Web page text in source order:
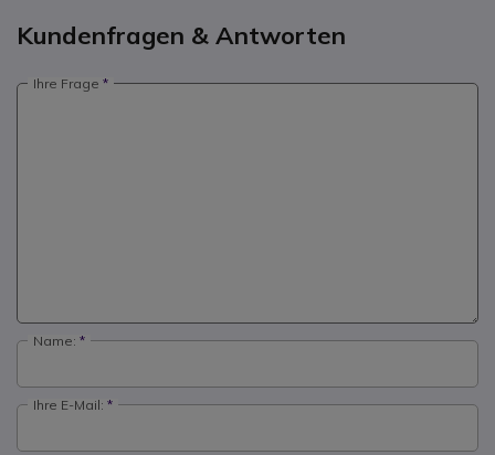
Kundenfragen & Antworten
Ihre Frage
Name:
Ihre E-Mail: